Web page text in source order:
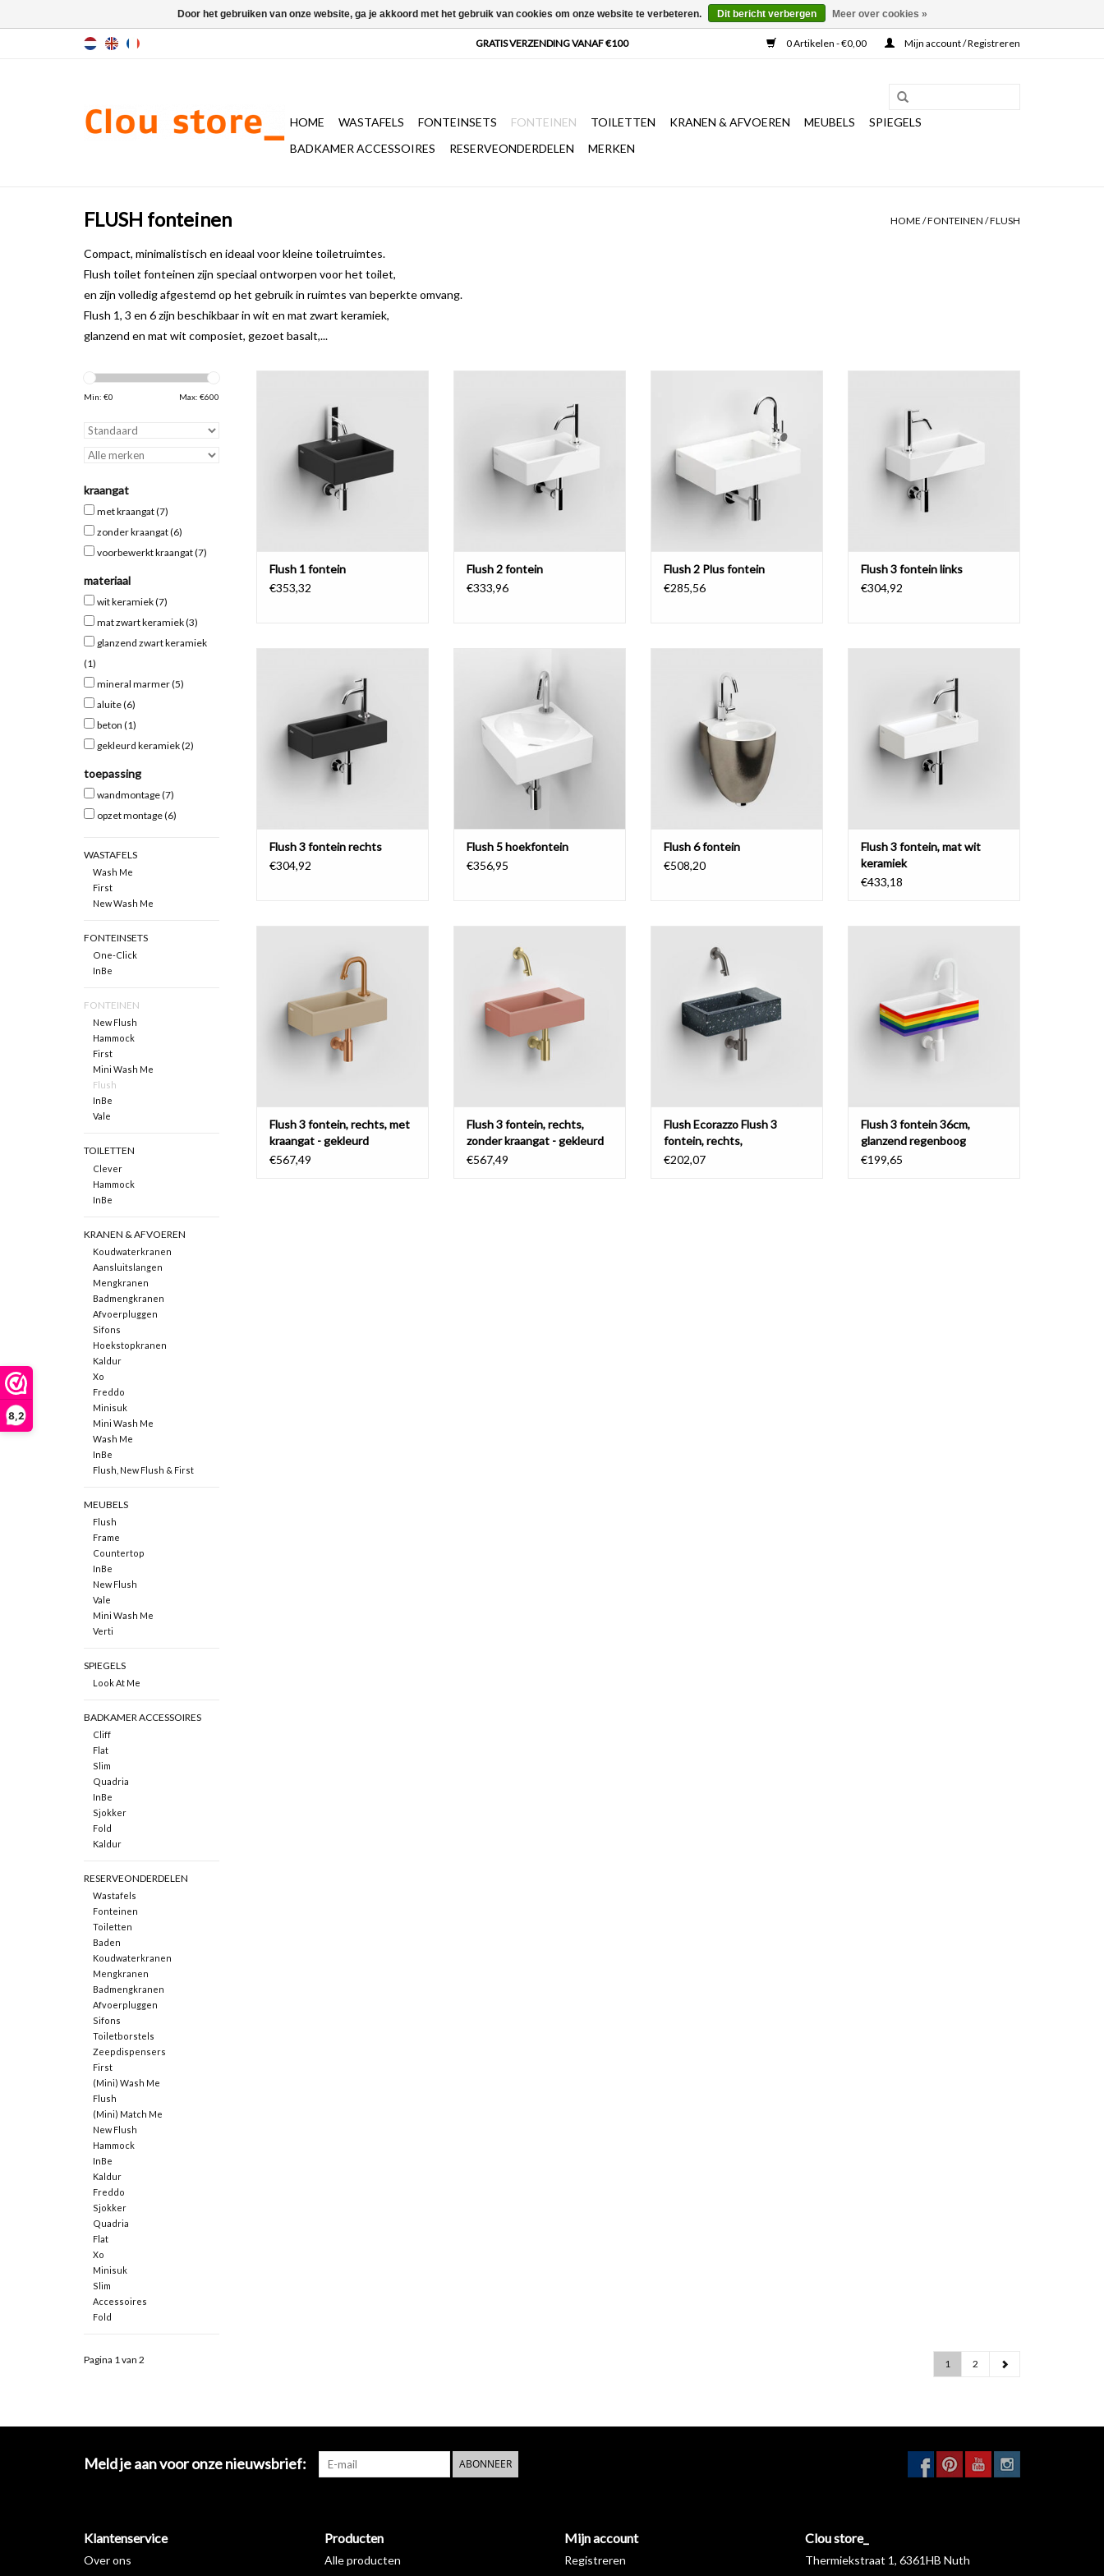
8,2
0 Artikelen - €0,00 Mijn account / Registreren
HOME WASTAFELS FONTEINSETS FONTEINEN TOILETTEN KRANEN & AFVOEREN MEUBELS
SPIEGELS
BADKAMER ACCESSOIRES
RESERVEONDERDELEN MERKEN
FLUSH fonteinen HOME /FONTEINEN /FLUSH
Compact, minimalistisch en ideaal voor kleine toiletruimtes.
Flush toilet fonteinen zijn speciaal ontworpen voor het toilet,
en zijn volledig afgestemd op het gebruik in ruimtes van beperkte omvang.
Flush 1, 3 en 6 zijn beschikbaar in wit en mat zwart keramiek,
glanzend en mat wit composiet, gezoet basalt,...
Min: €0 Max: €600
kraangat
met kraangat(7)
zonder kraangat(6)
voorbewerkt kraangat(7)
materiaal
wit keramiek(7)
mat zwart keramiek(3)
glanzend zwart keramiek
(1)
mineral marmer(5)
aluite(6)
beton (1)
gekleurd keramiek(2)
toepassing
wandmontage(7)
opzet montage(6)
WASTAFELS
Wash Me
First
New Wash Me
FONTEINSETS
One-Click
InBe
FONTEINEN
New Flush
Hammock
First
Mini Wash Me
Flush
InBe
Vale
TOILETTEN
Clever
Hammock
InBe
KRANEN & AFVOEREN
Koudwaterkranen
Aansluitslangen
Mengkranen
Badmengkranen
Afvoerpluggen
Sifons
Hoekstopkranen
Kaldur
Xo
Freddo
Minisuk
Mini Wash Me
Wash Me
InBe
Flush, New Flush & First
MEUBELS
Flush
Frame
Countertop
InBe
New Flush
Vale
Mini Wash Me
Verti
SPIEGELS
Look At Me
BADKAMER ACCESSOIRES
Cliff
Flat
Slim
Quadria
InBe
Sjokker
Fold
Kaldur
RESERVEONDERDELEN
Wastafels
Fonteinen
Toiletten
Baden
Koudwaterkranen
Mengkranen
Badmengkranen
Afvoerpluggen
Sifons
Toiletborstels
Zeepdispensers
First
(Mini) Wash Me
Flush
(Mini) Match Me
New Flush
Hammock
InBe
Kaldur
Freddo
Sjokker
Quadria
Flat
Xo
Minisuk
Slim
Accessoires
Fold
TOEVOEGEN AAN WINKELWAGEN
Flush 1 fontein
€353,32
TOEVOEGEN AAN WINKELWAGEN
Flush 2 fontein
€333,96
TOEVOEGEN AAN WINKELWAGEN
Flush 2 Plus fontein
€285,56
TOEVOEGEN AAN WINKELWAGEN
Flush 3 fontein links
€304,92
TOEVOEGEN AAN WINKELWAGEN
Flush 3 fontein rechts
€304,92
TOEVOEGEN AAN WINKELWAGEN
Flush 5 hoekfontein
€356,95
Flush 6 fontein, inclusief sifon.
TOEVOEGEN AAN WINKELWAGEN
Flush 6 fontein
€508,20
mat wit keramiek. Verkrijgbaar in
linkse en rechtse variant.
TOEVOEGEN AAN WINKELWAGEN
Flush 3 fontein, mat wit
keramiek
€433,18
rechts.
TOEVOEGEN AAN WINKELWAGEN
Flush 3 fontein, rechts, met
kraangat - gekleurd
keramiek
€567,49
met kranenbank rechts, zonder
kraangat.
TOEVOEGEN AAN WINKELWAGEN
Flush 3 fontein, rechts,
zonder kraangat - gekleurd
keramiek
€567,49
rechts, zonder kraangat, met
afvoerplug, gerecycleerd, heelal
licht PE.
TOEVOEGEN AAN WINKELWAGEN
Flush Ecorazzo Flush 3
fontein, rechts,
gerecycleerd
€202,07
glanzend regenboog keramiek.
TOEVOEGEN AAN WINKELWAGEN
Flush 3 fontein 36cm,
glanzend regenboog
keramiek
€199,65
Pagina 1 van 2 1 2
Meld je aan voor onze nieuwsbrief: ABONNEER
Klantenservice
Over ons
Producten
Alle producten
Mijn account
Registreren
Clou store_
Thermiekstraat 1, 6361HB Nuth
Door het gebruiken van onze website, ga je akkoord met het gebruik van cookies om onze website te verbeteren. Dit bericht verbergen Meer over cookies »